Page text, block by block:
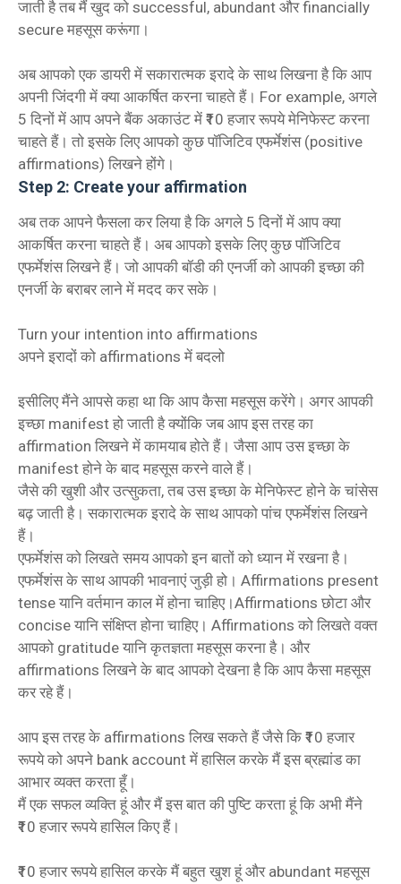
जाती है तब मैं खुद को successful, abundant और financially
secure महसूस करूंगा।
अब आपको एक डायरी में सकारात्मक इरादे के साथ लिखना है कि आप
अपनी जिंदगी में क्या आकर्षित करना चाहते हैं। For example, अगले
5 दिनों में आप अपने बैंक अकाउंट में ₹10 हजार रूपये मेनिफेस्ट करना
चाहते हैं। तो इसके लिए आपको कुछ पॉजिटिव एफर्मेशंस (positive
affirmations) लिखने होंगे।
Step 2: Create your affirmation
अब तक आपने फैसला कर लिया है कि अगले 5 दिनों में आप क्या
आकर्षित करना चाहते हैं। अब आपको इसके लिए कुछ पॉजिटिव
एफर्मेशंस लिखने हैं। जो आपकी बॉडी की एनर्जी को आपकी इच्छा की
एनर्जी के बराबर लाने में मदद कर सके।
Turn your intention into affirmations
अपने इरादों को affirmations में बदलो
इसीलिए मैंने आपसे कहा था कि आप कैसा महसूस करेंगे। अगर आपकी
इच्छा manifest हो जाती है क्योंकि जब आप इस तरह का
affirmation लिखने में कामयाब होते हैं। जैसा आप उस इच्छा के
manifest होने के बाद महसूस करने वाले हैं।
जैसे की खुशी और उत्सुकता, तब उस इच्छा के मेनिफेस्ट होने के चांसेस
बढ़ जाती है। सकारात्मक इरादे के साथ आपको पांच एफर्मेशंस लिखने
हैं।
एफर्मेशंस को लिखते समय आपको इन बातों को ध्यान में रखना है।
एफर्मेशंस के साथ आपकी भावनाएं जुड़ी हो। Affirmations present
tense यानि वर्तमान काल में होना चाहिए।Affirmations छोटा और
concise यानि संक्षिप्त होना चाहिए। Affirmations को लिखते वक्त
आपको gratitude यानि कृतज्ञता महसूस करना है। और
affirmations लिखने के बाद आपको देखना है कि आप कैसा महसूस
कर रहे हैं।
आप इस तरह के affirmations लिख सकते हैं जैसे कि ₹10 हजार
रूपये को अपने bank account में हासिल करके मैं इस ब्रह्मांड का
आभार व्यक्त करता हूँ।
मैं एक सफल व्यक्ति हूं और मैं इस बात की पुष्टि करता हूं कि अभी मैंने
₹10 हजार रूपये हासिल किए हैं।
₹10 हजार रूपये हासिल करके मैं बहुत खुश हूं और abundant महसूस